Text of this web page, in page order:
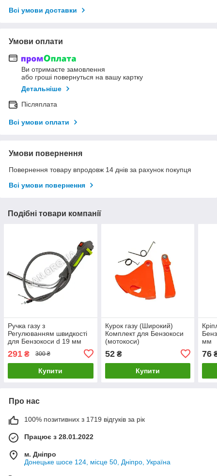
Всі умови доставки
Умови оплати
Ви отримаєте замовлення
або гроші повернуться на вашу картку
Детальніше
Післяплата
Всі умови оплати
Умови повернення
Повернення товару впродовж 14 днів за рахунок покупця
Всі умови повернення
Подібні товари компанії
Ручка газу з
Регулюванням швидкості
для Бензокоси d 19 мм
291 ₴ 300 ₴
Купити
Курок газу (Широкий)
Комплект для Бензокоси
(мотокоси)
52₴
Купити
мм
76
Про нас
100% позитивних з 1719 відгуків за рік
Працює з 28.01.2022
м. Дніпро
Донецьке шосе 124, місце 50, Дніпро, Україна